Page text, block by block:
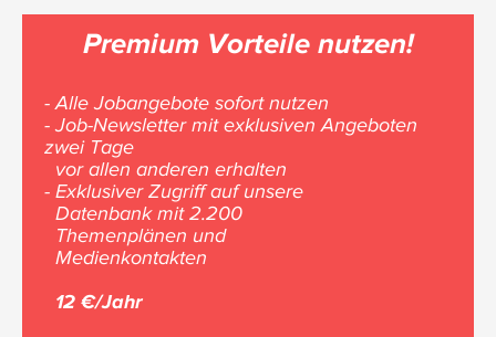
Premium Vorteile nutzen!
- Alle Jobangebote sofort nutzen
- Job-Newsletter mit exklusiven Angeboten
zwei Tage
vor allen anderen erhalten
- Exklusiver Zugriff auf unsere
Datenbank mit 2.200
Themenplänen und
Medienkontakten
12 €/Jahr